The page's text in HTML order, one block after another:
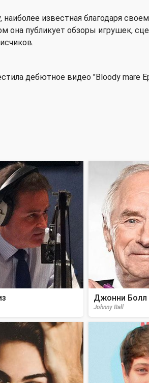
известная благодаря
она публикует обзоры игрушек,
дебютное видео "Bloody mare
Джонни Болл
Johnny Ball